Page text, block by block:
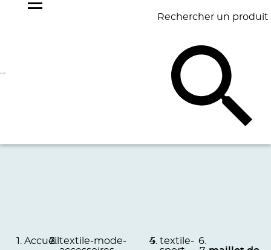
Rechercher un produit
BAGAGERIE BUREAU
Accueil textile-mode-
textile-